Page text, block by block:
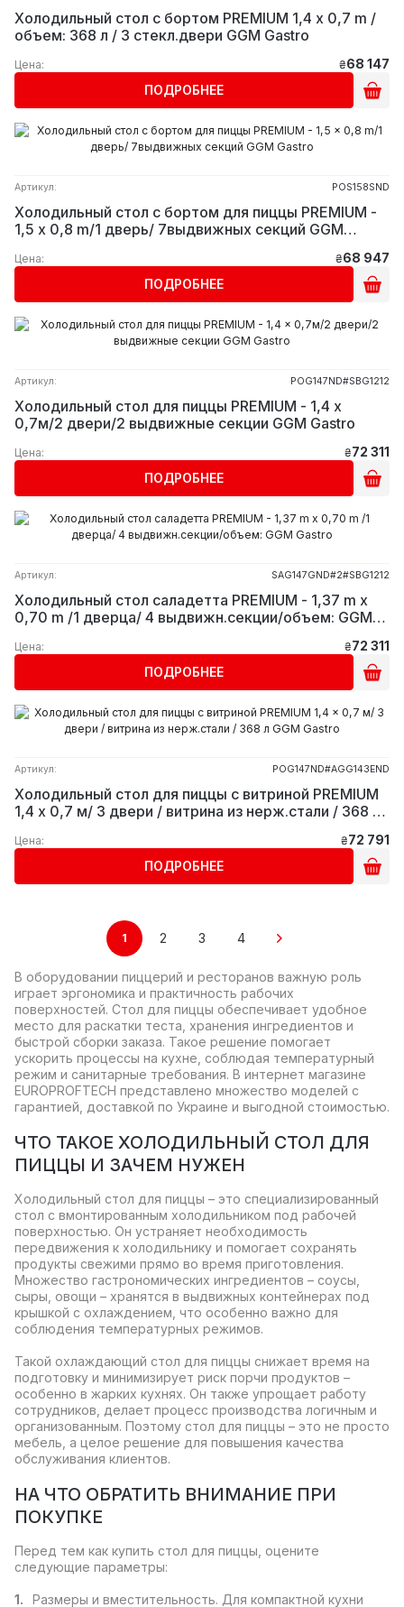
Холодильный стол с бортом PREMIUM 1,4 x 0,7 m /
объем: 368 л / 3 стекл.двери GGM Gastro
Цена: ₴68 147
ПОДРОБНЕЕ
Артикул: POS158SND
Холодильный стол с бортом для пиццы PREMIUM -
1,5 x 0,8 m/1 дверь/ 7выдвижных секций GGM
Цена: ₴68 947
ПОДРОБНЕЕ
Артикул: POG147ND#SBG1212
Холодильный стол для пиццы PREMIUM - 1,4 x
0,7м/2 двери/2 выдвижные секции GGM Gastro
Цена: ₴72 311
ПОДРОБНЕЕ
Артикул: SAG147GND#2#SBG1212
Холодильный стол саладетта PREMIUM - 1,37 m x
0,70 m /1 дверца/ 4 выдвижн.секции/объем: GGM
Цена: ₴72 311
ПОДРОБНЕЕ
Артикул: POG147ND#AGG143END
Холодильный стол для пиццы с витриной PREMIUM
1,4 x 0,7 м/ 3 двери / витрина из нерж.стали / 368 л
Цена: ₴72 791
ПОДРОБНЕЕ
1 2 3 4
В оборудовании пиццерий и ресторанов важную роль
играет эргономика и практичность рабочих
поверхностей. Стол для пиццы обеспечивает удобное
место для раскатки теста, хранения ингредиентов и
быстрой сборки заказа. Такое решение помогает
ускорить процессы на кухне, соблюдая температурный
режим и санитарные требования. В интернет магазине
EUROPROFTECH представлено множество моделей с
гарантией, доставкой по Украине и выгодной стоимостью.
ЧТО ТАКОЕ ХОЛОДИЛЬНЫЙ СТОЛ ДЛЯ
ПИЦЦЫ И ЗАЧЕМ НУЖЕН
Холодильный стол для пиццы – это специализированный
стол с вмонтированным холодильником под рабочей
поверхностью. Он устраняет необходимость
передвижения к холодильнику и помогает сохранять
продукты свежими прямо во время приготовления.
Множество гастрономических ингредиентов – соусы,
сыры, овощи – хранятся в выдвижных контейнерах под
крышкой с охлаждением, что особенно важно для
соблюдения температурных режимов.
Такой охлаждающий стол для пиццы снижает время на
подготовку и минимизирует риск порчи продуктов –
особенно в жарких кухнях. Он также упрощает работу
сотрудников, делает процесс производства логичным и
организованным. Поэтому стол для пиццы – это не просто
мебель, а целое решение для повышения качества
обслуживания клиентов.
НА ЧТО ОБРАТИТЬ ВНИМАНИЕ ПРИ
ПОКУПКЕ
Перед тем как купить стол для пиццы, оцените
следующие параметры:
Размеры и вместительность. Для компактной кухни